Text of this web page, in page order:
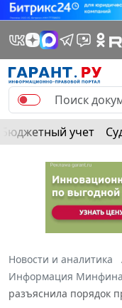
Бюджетный учет
Новости и аналитика
Информация
разъяснила порядок